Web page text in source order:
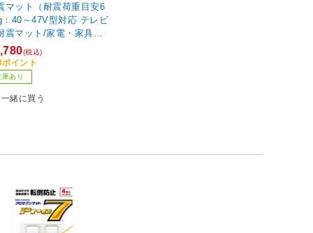
マット（耐震荷重目安6
：40～47V型対応 テレビ
震マット/家電・家具対
枚入り) PB-N2048C
ックカメラグループオ
ナル】
(税込)
イント
庫あり
一緒に買う